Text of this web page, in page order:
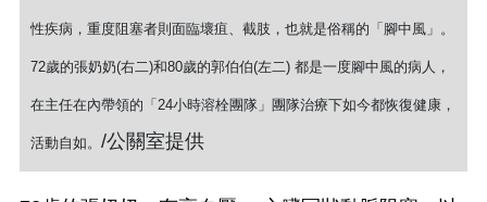
性疾病，重度阻塞者則面臨壞疽、截肢，也就是俗稱的「腳中風」。
72歲的張奶奶(右二)和80歲的郭伯伯(左二) 都是一度腳中風的病人，
在主任在內帶領的「24小時溶栓團隊」團隊治療下如今都恢復健康，
活動自如。 /公關室提供